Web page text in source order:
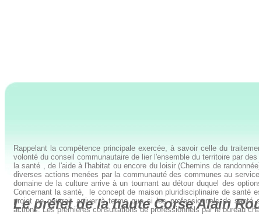
Le préfet de la haute Corse Alain
Rappelant la compétence principale exercée, à savoir celle du
volonté du conseil communautaire de lier l'ensemble du territoire par
la santé , de l'aide à l'habitat ou encore du loisir (Chemins de
diverses actions menées par la communauté des communes au
domaine de la culture arrive à un tournant au détour duquel des
Concernant la santé, le concept de maison pluridisciplinaire de santé
projet ne pourrait arriver à terme que si les professionnels de santé
actions. Les premières consultations de professionnels par le bureau